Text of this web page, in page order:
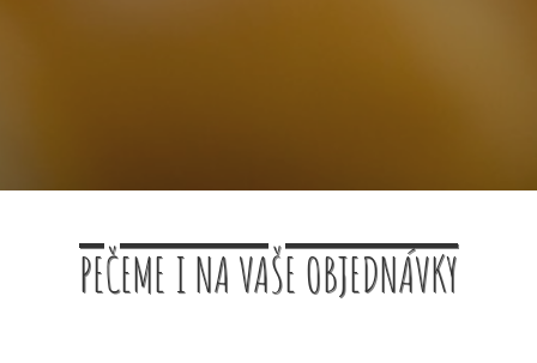
PEČEME I NA VAŠE OBJEDNÁVKY